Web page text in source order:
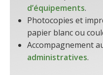
d’équipements.
Photocopies et
papier blanc ou
Accompagnement
administratives.